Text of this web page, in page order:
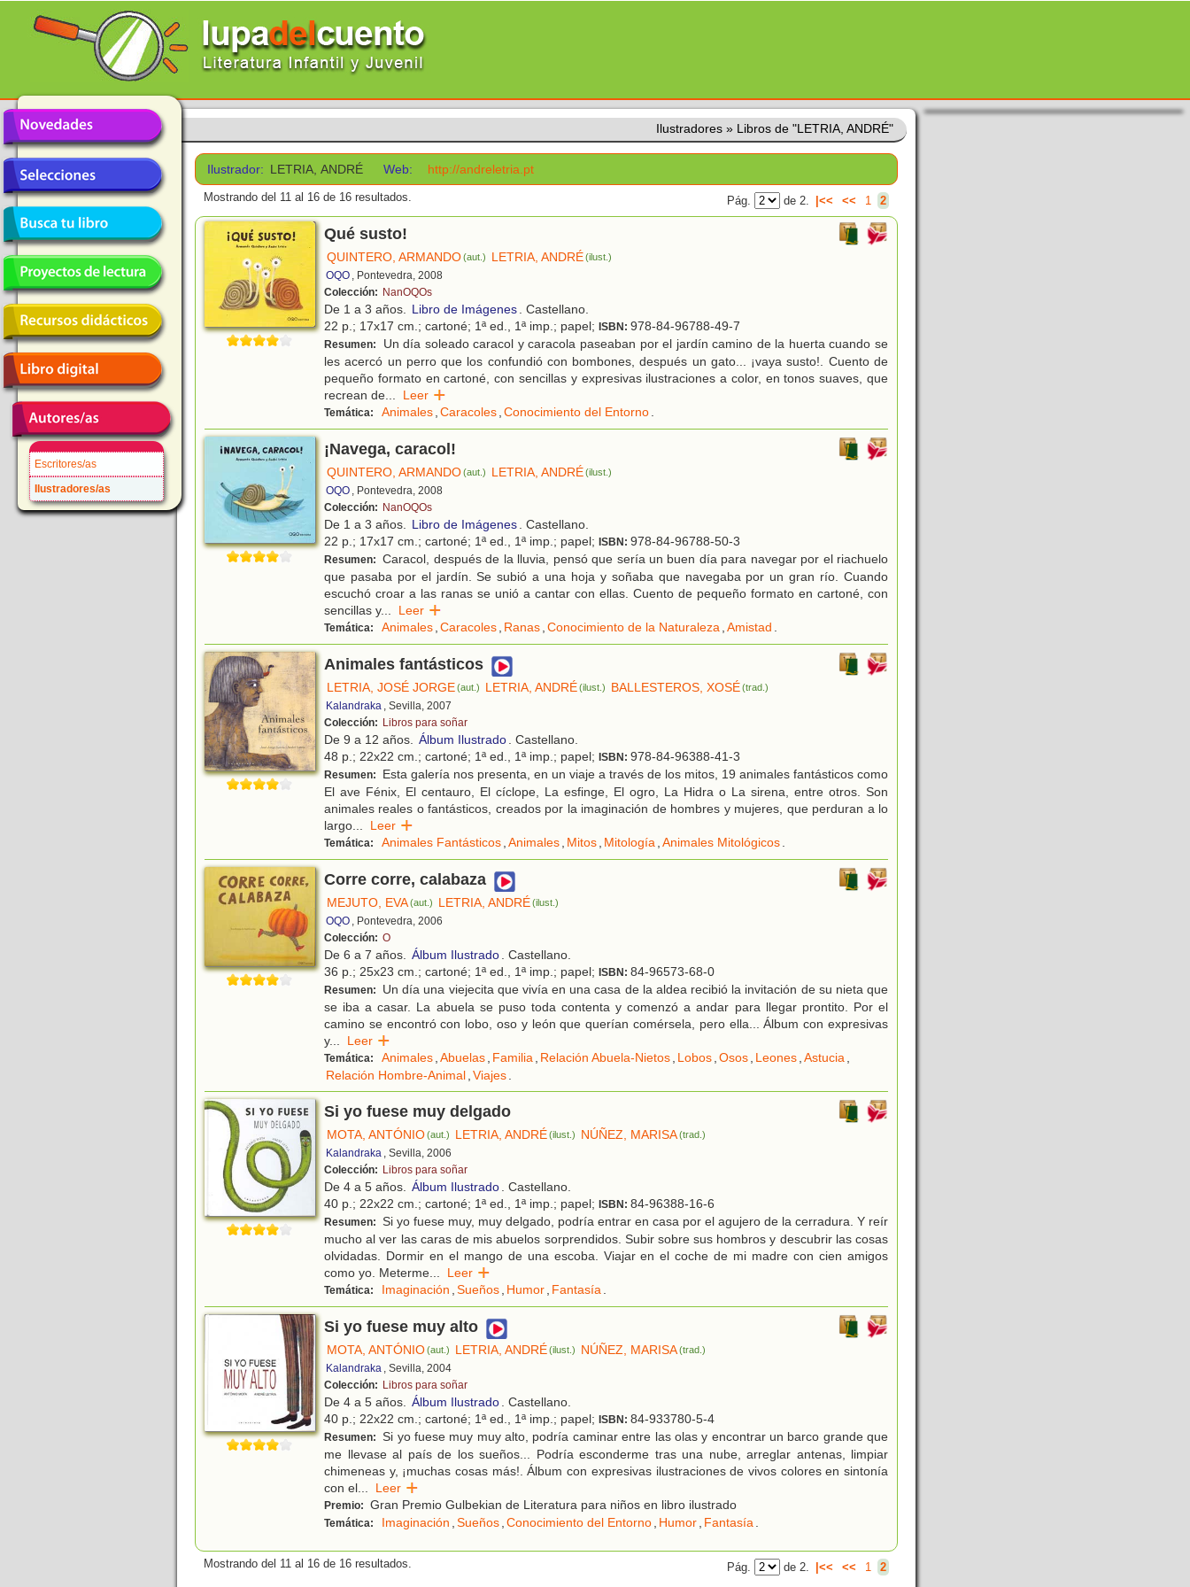
Escritores/as
Ilustradores/as
Ilustradores » Libros de "LETRIA, ANDRÉ"
Ilustrador: LETRIA, ANDRÉ Web: http://andreletria.pt
Mostrando del 11 al 16 de 16 resultados. Pág. de 2. |<< << 1 2
Qué susto!
QUINTERO, ARMANDO(aut.) LETRIA, ANDRÉ(ilust.)
OQO , Pontevedra, 2008
Colección: NanOQOs
De 1 a 3 años. Libro de Imágenes. Castellano.
22 p.; 17x17 cm.; cartoné; 1ª ed., 1ª imp.; papel; ISBN: 978-84-96788-49-7
Resumen:
Un día soleado caracol y caracola paseaban por el jardín camino de la huerta cuando se
les acercó un perro que los confundió con bombones, después un gato... ¡vaya susto!. Cuento de
pequeño formato en cartoné, con sencillas y expresivas ilustraciones a color, en tonos suaves, que
recrean de... Leer
Temática: Animales,Caracoles,Conocimiento del Entorno.
¡Navega, caracol!
QUINTERO, ARMANDO(aut.) LETRIA, ANDRÉ(ilust.)
OQO , Pontevedra, 2008
Colección: NanOQOs
De 1 a 3 años. Libro de Imágenes. Castellano.
22 p.; 17x17 cm.; cartoné; 1ª ed., 1ª imp.; papel; ISBN: 978-84-96788-50-3
Resumen: Caracol, después de la lluvia, pensó que sería un buen día para navegar por el riachuelo
que pasaba por el jardín. Se subió a una hoja y soñaba que navegaba por un gran río. Cuando
escuchó croar a las ranas se unió a cantar con ellas. Cuento de pequeño formato en cartoné, con
sencillas y... Leer
Temática: Animales,Caracoles, Ranas,Conocimiento de la Naturaleza,Amistad .
Animales fantásticos
LETRIA, JOSÉ JORGE(aut.) LETRIA, ANDRÉ(ilust.) BALLESTEROS, XOSÉ (trad.)
Kalandraka , Sevilla, 2007
Colección: Libros para soñar
De 9 a 12 años. Álbum Ilustrado. Castellano.
48 p.; 22x22 cm.; cartoné; 1ª ed., 1ª imp.; papel; ISBN: 978-84-96388-41-3
Resumen:
Esta galería nos presenta, en un viaje a través de los mitos, 19 animales fantásticos como
El ave Fénix, El centauro, El cíclope, La esfinge, El ogro, La Hidra o La sirena, entre otros. Son
animales reales o fantásticos, creados por la imaginación de hombres y mujeres, que perduran a lo
largo... Leer
Temática: Animales Fantásticos,Animales, Mitos, Mitología,Animales Mitológicos.
Corre corre, calabaza
MEJUTO, EVA(aut.) LETRIA, ANDRÉ(ilust.)
OQO , Pontevedra, 2006
Colección: O
De 6 a 7 años. Álbum Ilustrado. Castellano.
36 p.; 25x23 cm.; cartoné; 1ª ed., 1ª imp.; papel; ISBN: 84-96573-68-0
Resumen:
Un día una viejecita que vivía en una casa de la aldea recibió la invitación de su nieta que
se iba a casar. La abuela se puso toda contenta y comenzó a andar para llegar prontito. Por el
camino se encontró con lobo, oso y león que querían comérsela, pero ella... Álbum con expresivas
y... Leer
Temática: Animales,Abuelas, Familia, Relación Abuela-Nietos, Lobos,Osos, Leones,Astucia,
Relación Hombre-Animal,Viajes.
Si yo fuese muy delgado
MOTA, ANTÓNIO(aut.) LETRIA, ANDRÉ(ilust.) NÚÑEZ, MARISA(trad.)
Kalandraka , Sevilla, 2006
Colección: Libros para soñar
De 4 a 5 años. Álbum Ilustrado. Castellano.
40 p.; 22x22 cm.; cartoné; 1ª ed., 1ª imp.; papel; ISBN: 84-96388-16-6
Resumen: Si yo fuese muy, muy delgado, podría entrar en casa por el agujero de la cerradura. Y reír
mucho al ver las caras de mis abuelos sorprendidos. Subir sobre sus hombros y descubrir las cosas
olvidadas. Dormir en el mango de una escoba. Viajar en el coche de mi madre con cien amigos
como yo. Meterme... Leer
Temática: Imaginación ,Sueños, Humor, Fantasía.
Si yo fuese muy alto
MOTA, ANTÓNIO(aut.) LETRIA, ANDRÉ(ilust.) NÚÑEZ, MARISA(trad.)
Kalandraka , Sevilla, 2004
Colección: Libros para soñar
De 4 a 5 años. Álbum Ilustrado. Castellano.
40 p.; 22x22 cm.; cartoné; 1ª ed., 1ª imp.; papel; ISBN: 84-933780-5-4
Resumen: Si yo fuese muy muy alto, podría caminar entre las olas y encontrar un barco grande que
me llevase al país de los sueños... Podría esconderme tras una nube, arreglar antenas, limpiar
chimeneas y, ¡muchas cosas más!. Álbum con expresivas ilustraciones de vivos colores en sintonía
con el... Leer
Premio: Gran Premio Gulbekian de Literatura para niños en libro ilustrado
Temática: Imaginación ,Sueños,Conocimiento del Entorno, Humor, Fantasía.
Mostrando del 11 al 16 de 16 resultados. Pág. de 2. |<< << 1 2